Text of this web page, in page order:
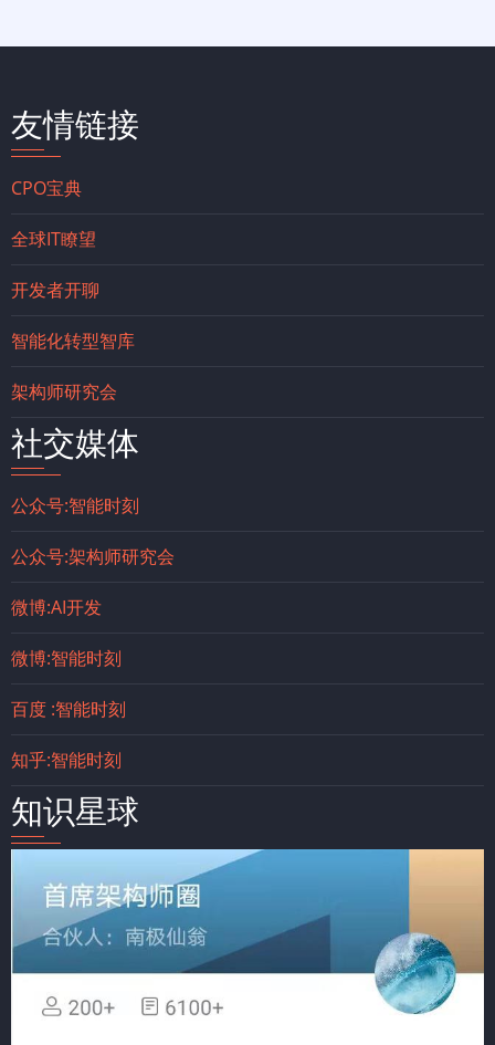
友情链接
CPO宝典
全球IT瞭望
开发者开聊
智能化转型智库
架构师研究会
社交媒体
公众号:智能时刻
公众号:架构师研究会
微博:AI开发
微博:智能时刻
百度 :智能时刻
知乎:智能时刻
知识星球